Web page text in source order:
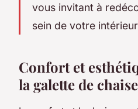
vous invitant à
sein de votre
Confort et
la galette de